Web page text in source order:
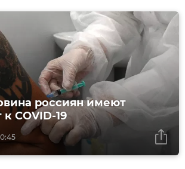
россиян имеют
COVID-19